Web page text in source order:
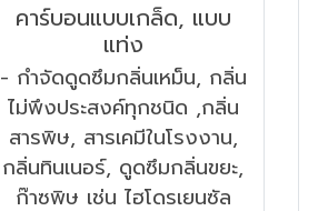
คาร์บอนแบบเกล็ด, แบบ
แท่ง
- กำจัดดูดซึมกลิ่นเหม็น, กลิ่น
ไม่พึงประสงค์ทุกชนิด ,กลิ่น
สารพิษ, สารเคมีในโรงงาน,
กลิ่นทินเนอร์, ดูดซึมกลิ่นขยะ,
ก๊าซพิษ เช่น ไฮโดรเยนซัล